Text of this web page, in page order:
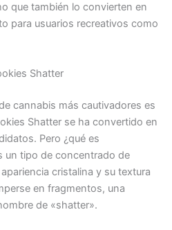
que también lo convierten en
para usuarios recreativos como
Shatter
cannabis más cautivadores es
Shatter se ha convertido en
Pero ¿qué es
un tipo de concentrado de
cristalina y su textura
en fragmentos, una
de «shatter».